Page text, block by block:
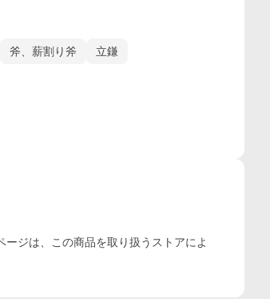
斧、薪割り斧 立鎌
ージは、この商品を取り扱うストアによ